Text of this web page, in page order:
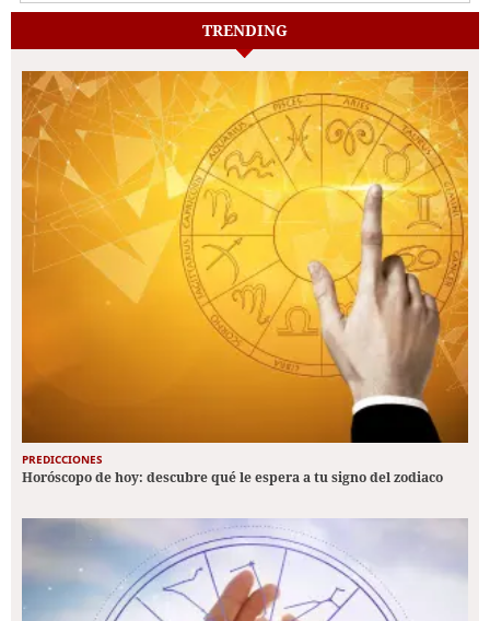
TRENDING
PREDICCIONES
Horóscopo de hoy: descubre qué le espera a tu signo del zodiaco